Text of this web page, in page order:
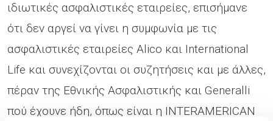
ιδιωτικές ασφαλιστικές εταιρείες, επισήμανε
ότι δεν αργεί να γίνει η συμφωνία με τις
ασφαλιστικές εταιρείες Alico και International
Life και συνεχίζονται οι συζητήσεις και με άλλες,
πέραν της Εθνικής Ασφαλιστικής και Generalli
πού έχουνε ήδη, όπως είναι η INTERAMERICAN